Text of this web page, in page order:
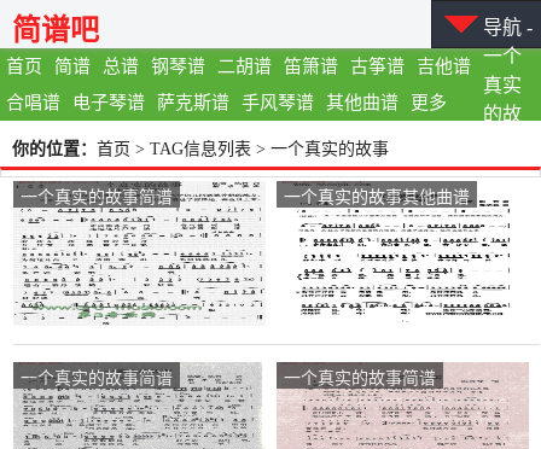
首页 简谱 总谱 钢琴谱 二胡谱 笛箫谱 古筝谱
吉他谱
合唱谱
电子琴谱 萨克斯谱 手风琴谱 其他曲谱 更多
简谱吧
导航 -
一个
真实
的故
你的位置： 首页 > TAG信息列表 > 一个真实的故事
一个真实的故事简谱 一个真实的故事其他曲谱
一个真实的故事简谱 一个真实的故事简谱